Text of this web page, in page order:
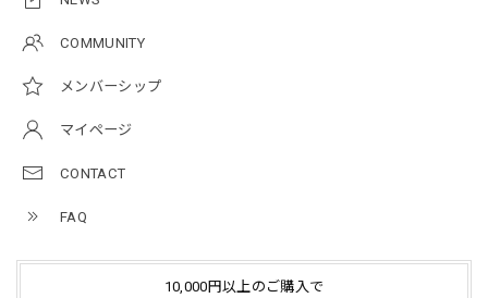
COMMUNITY
メンバーシップ
マイページ
CONTACT
FAQ
10,000円以上のご購入で